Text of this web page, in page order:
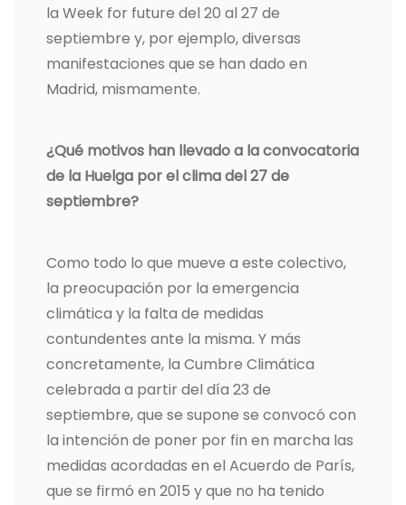
la Week for future del 20 al 27 de
septiembre y, por ejemplo, diversas
manifestaciones que se han dado en
Madrid, mismamente.
¿Qué motivos han llevado a la convocatoria
de la Huelga por el clima del 27 de
septiembre?
Como todo lo que mueve a este colectivo,
la preocupación por la emergencia
climática y la falta de medidas
contundentes ante la misma. Y más
concretamente, la Cumbre Climática
celebrada a partir del día 23 de
septiembre, que se supone se convocó con
la intención de poner por fin en marcha las
medidas acordadas en el Acuerdo de París,
que se firmó en 2015 y que no ha tenido